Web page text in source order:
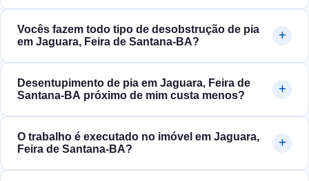
Vocês fazem todo tipo de desobstrução de pia
em Jaguara, Feira de Santana‑BA?
Desentupimento de pia em Jaguara, Feira de
Santana‑BA próximo de mim custa menos?
O trabalho é executado no imóvel em Jaguara,
Feira de Santana‑BA?